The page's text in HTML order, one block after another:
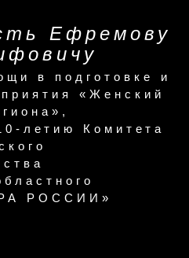
Ефремову
в подготовке и
«Женский
летию Комитета
РОССИИ»